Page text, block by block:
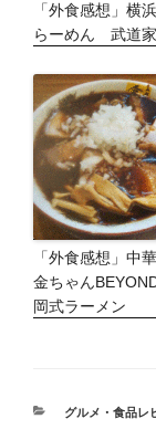
「外食感想」横
らーめん 武道
「外食感想」中
金ちゃん
岡式ラーメン
カ
グルメ・食品レ